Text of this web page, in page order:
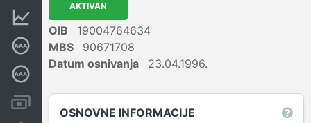
Financijski podaci
Certifikat bonitetne izvrsnosti
Dubinska bonitetna ocjena
AKTIVAN
OIB
19004764634
MBS
90671708
Datum osnivanja
23.04.1996.
OSNOVNE INFORMACIJE